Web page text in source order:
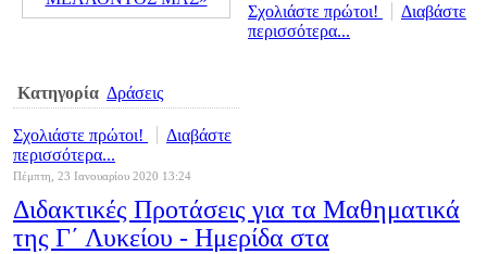
Κατηγορία Δράσεις
Σχολιάστε πρώτοι!
Διαβάστε
περισσότερα...
Σχολιάστε πρώτοι!
Διαβάστε
περισσότερα...
Πέμπτη, 23 Ιανουαρίου 2020 13:24
Διδακτικές Προτάσεις για τα Μαθηματικά
της Γ΄ Λυκείου - Ημερίδα στα